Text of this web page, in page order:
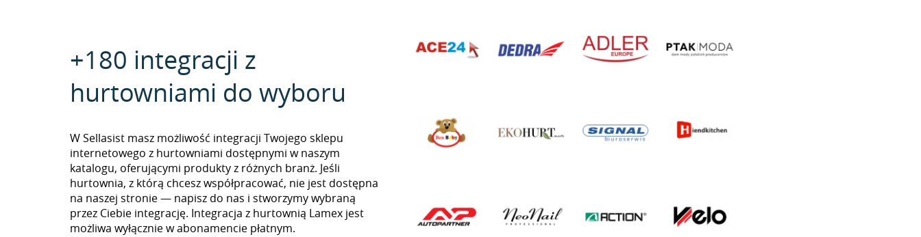
+180 integracji z
hurtowniami do wyboru
W Sellasist masz możliwość integracji Twojego sklepu
internetowego z hurtowniami dostępnymi w naszym
katalogu, oferującymi produkty z różnych branż. Jeśli
hurtownia, z którą chcesz współpracować, nie jest dostępna
na naszej stronie — napisz do nas i stworzymy wybraną
przez Ciebie integrację. Integracja z hurtownią Lamex jest
możliwa wyłącznie w abonamencie płatnym.